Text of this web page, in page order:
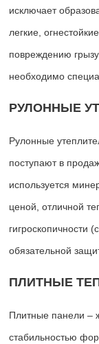
исключает
легкие,
повреждению
необходимо
РУЛОННЫЕ
Рулонные
поступают в
используется
ценой, отличной
гигроскопичности
обязательной
ПЛИТНЫЕ
Плитные панели –
стабильностью